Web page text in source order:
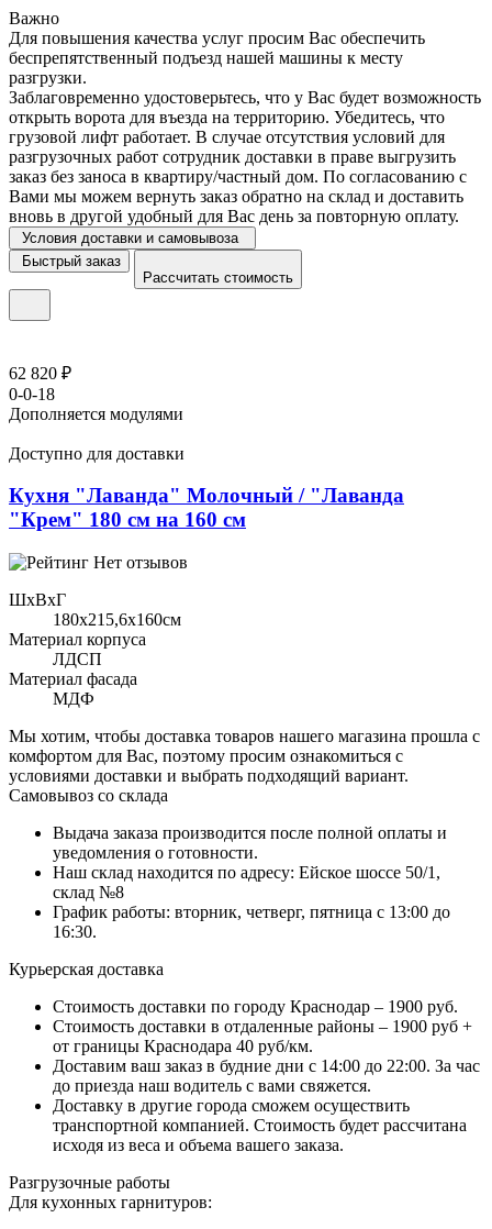
Важно
Для повышения качества услуг просим Вас обеспечить
беспрепятственный подъезд нашей машины к месту
разгрузки.
Заблаговременно удостоверьтесь, что у Вас будет возможность
открыть ворота для въезда на территорию. Убедитесь, что
грузовой лифт работает. В случае отсутствия условий для
разгрузочных работ сотрудник доставки в праве выгрузить
заказ без заноса в квартиру/частный дом. По согласованию с
Вами мы можем вернуть заказ обратно на склад и доставить
вновь в другой удобный для Вас день за повторную оплату.
Условия доставки и самовывоза
Быстрый заказ
Рассчитать стоимость
62 820 ₽
0-0-18
Дополняется модулями
Доступно для доставки
Кухня "Лаванда" Молочный / "Лаванда
"Крем" 180 см на 160 см
Нет отзывов
ШхВхГ
180x215,6х160см
Материал корпуса
ЛДСП
Материал фасада
МДФ
Мы хотим, чтобы доставка товаров нашего магазина прошла с
комфортом для Вас, поэтому просим ознакомиться с
условиями доставки и выбрать подходящий вариант.
Самовывоз со склада
Выдача заказа производится после полной оплаты и
уведомления о готовности.
Наш склад находится по адресу: Ейское шоссе 50/1,
склад №8
График работы: вторник, четверг, пятница с 13:00 до
16:30.
Курьерская доставка
Стоимость доставки по городу Краснодар – 1900 руб.
Стоимость доставки в отдаленные районы – 1900 руб +
от границы Краснодара 40 руб/км.
Доставим ваш заказ в будние дни с 14:00 до 22:00. За час
до приезда наш водитель с вами свяжется.
Доставку в другие города сможем осуществить
транспортной компанией. Стоимость будет рассчитана
исходя из веса и объема вашего заказа.
Разгрузочные работы
Для кухонных гарнитуров: